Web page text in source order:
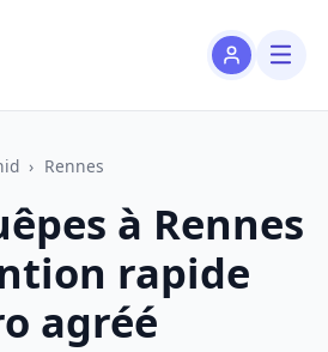
› Rennes
à Rennes
rapide
agréé